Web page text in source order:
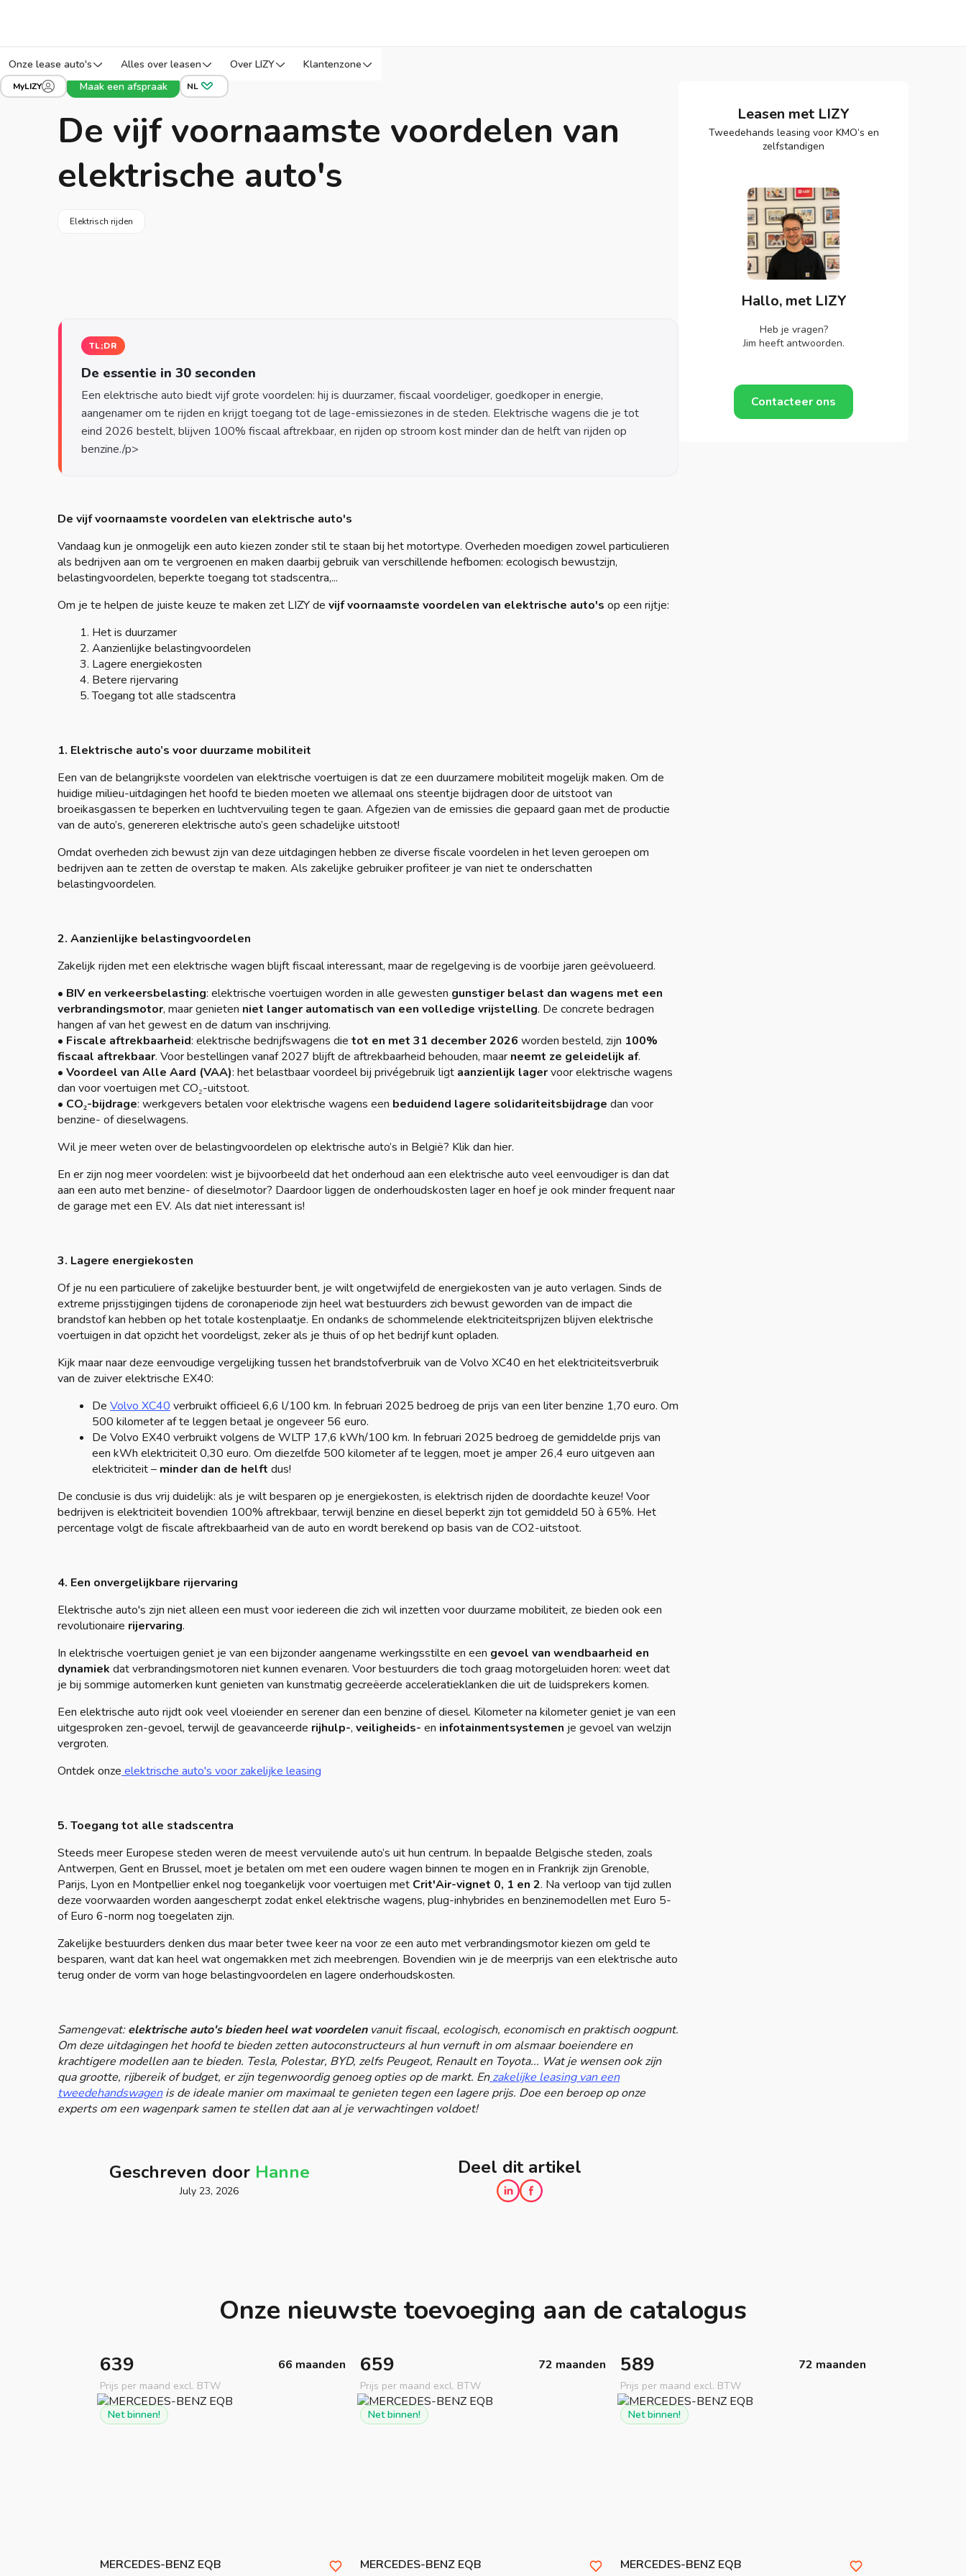
Onze lease auto's Alles over leasen Over LIZY Klantenzone
MyLIZY Maak een afspraak NL
Auto leasing Blog
De vijf voornaamste voordelen van
elektrische auto's
Elektrisch rijden
TL;DR
De essentie in 30 seconden
Een elektrische auto biedt vijf grote voordelen: hij is duurzamer, fiscaal voordeliger, goedkoper in energie,
aangenamer om te rijden en krijgt toegang tot de lage-emissiezones in de steden. Elektrische wagens die je tot
eind 2026 bestelt, blijven 100% fiscaal aftrekbaar, en rijden op stroom kost minder dan de helft van rijden op
De vijf voornaamste voordelen van elektrische auto's
Vandaag kun je onmogelijk een auto kiezen zonder stil te staan bij het motortype. Overheden moedigen zowel particulieren
als bedrijven aan om te vergroenen en maken daarbij gebruik van verschillende hefbomen: ecologisch bewustzijn,
belastingvoordelen, beperkte toegang tot stadscentra,...
Om je te helpen de juiste keuze te maken zet LIZY de vijf voornaamste voordelen van elektrische auto's op een rijtje:
Het is duurzamer
Aanzienlijke belastingvoordelen
Lagere energiekosten
Betere rijervaring
Toegang tot alle stadscentra
1. Elektrische auto’s voor duurzame mobiliteit
Een van de belangrijkste voordelen van elektrische voertuigen is dat ze een duurzamere mobiliteit mogelijk maken. Om de
huidige milieu-uitdagingen het hoofd te bieden moeten we allemaal ons steentje bijdragen door de uitstoot van
broeikasgassen te beperken en luchtvervuiling tegen te gaan. Afgezien van de emissies die gepaard gaan met de productie
van de auto’s, genereren elektrische auto’s geen schadelijke uitstoot!
Omdat overheden zich bewust zijn van deze uitdagingen hebben ze diverse fiscale voordelen in het leven geroepen om
bedrijven aan te zetten de overstap te maken. Als zakelijke gebruiker profiteer je van niet te onderschatten
belastingvoordelen.
2. Aanzienlijke belastingvoordelen
Zakelijk rijden met een elektrische wagen blijft fiscaal interessant, maar de regelgeving is de voorbije jaren geëvolueerd.
• BIV en verkeersbelasting: elektrische voertuigen worden in alle gewesten gunstiger belast dan wagens met een
verbrandingsmotor, maar genieten niet langer automatisch van een volledige vrijstelling. De concrete bedragen
hangen af van het gewest en de datum van inschrijving.
• Fiscale aftrekbaarheid: elektrische bedrijfswagens die tot en met 31 december 2026 worden besteld, zijn 100%
fiscaal aftrekbaar. Voor bestellingen vanaf 2027 blijft de aftrekbaarheid behouden, maar neemt ze geleidelijk af.
• Voordeel van Alle Aard (VAA): het belastbaar voordeel bij privégebruik ligt aanzienlijk lagervoor elektrische wagens
dan voor voertuigen met CO₂-uitstoot.
• CO₂-bijdrage: werkgevers betalen voor elektrische wagens een beduidend lagere solidariteitsbijdrage dan voor
benzine- of dieselwagens.
Wil je meer weten over de belastingvoordelen op elektrische auto’s in België? Klik dan hier.
En er zijn nog meer voordelen: wist je bijvoorbeeld dat het onderhoud aan een elektrische auto veel eenvoudiger is dan dat
aan een auto met benzine- of dieselmotor? Daardoor liggen de onderhoudskosten lager en hoef je ook minder frequent naar
de garage met een EV. Als dat niet interessant is!
3. Lagere energiekosten
Of je nu een particuliere of zakelijke bestuurder bent, je wilt ongetwijfeld de energiekosten van je auto verlagen. Sinds de
extreme prijsstijgingen tijdens de coronaperiode zijn heel wat bestuurders zich bewust geworden van de impact die
brandstof kan hebben op het totale kostenplaatje. En ondanks de schommelende elektriciteitsprijzen blijven elektrische
voertuigen in dat opzicht het voordeligst, zeker als je thuis of op het bedrijf kunt opladen.
Kijk maar naar deze eenvoudige vergelijking tussen het brandstofverbruik van de Volvo XC40 en het elektriciteitsverbruik
van de zuiver elektrische EX40:
De Volvo XC40 verbruikt officieel 6,6 l/100 km. In februari 2025 bedroeg de prijs van een liter benzine 1,70 euro. Om
500 kilometer af te leggen betaal je ongeveer 56 euro.
De Volvo EX40 verbruikt volgens de WLTP 17,6 kWh/100 km. In februari 2025 bedroeg de gemiddelde prijs van
een kWh elektriciteit 0,30 euro. Om diezelfde 500 kilometer af te leggen, moet je amper 26,4 euro uitgeven aan
elektriciteit – minder dan de helft dus!
De conclusie is dus vrij duidelijk: als je wilt besparen op je energiekosten, is elektrisch rijden de doordachte keuze! Voor
bedrijven is elektriciteit bovendien 100% aftrekbaar, terwijl benzine en diesel beperkt zijn tot gemiddeld 50 à 65%. Het
percentage volgt de fiscale aftrekbaarheid van de auto en wordt berekend op basis van de CO2-uitstoot.
4. Een onvergelijkbare rijervaring
Elektrische auto's zijn niet alleen een must voor iedereen die zich wil inzetten voor duurzame mobiliteit, ze bieden ook een
revolutionaire rijervaring.
In elektrische voertuigen geniet je van een bijzonder aangename werkingsstilte en een gevoel van wendbaarheid en
dynamiek dat verbrandingsmotoren niet kunnen evenaren. Voor bestuurders die toch graag motorgeluiden horen: weet dat
je bij sommige automerken kunt genieten van kunstmatig gecreëerde acceleratieklanken die uit de luidsprekers komen.
Een elektrische auto rijdt ook veel vloeiender en serener dan een benzine of diesel. Kilometer na kilometer geniet je van een
uitgesproken zen-gevoel, terwijl de geavanceerde rijhulp-, veiligheids- en infotainmentsystemen je gevoel van welzijn
vergroten.
Ontdek onze elektrische auto's voor zakelijke leasing
5. Toegang tot alle stadscentra
Steeds meer Europese steden weren de meest vervuilende auto’s uit hun centrum. In bepaalde Belgische steden, zoals
Antwerpen, Gent en Brussel, moet je betalen om met een oudere wagen binnen te mogen en in Frankrijk zijn Grenoble,
Parijs, Lyon en Montpellier enkel nog toegankelijk voor voertuigen met Crit'Air-vignet 0, 1 en 2. Na verloop van tijd zullen
deze voorwaarden worden aangescherpt zodat enkel elektrische wagens, plug-inhybrides en benzinemodellen met Euro 5-
of Euro 6-norm nog toegelaten zijn.
Zakelijke bestuurders denken dus maar beter twee keer na voor ze een auto met verbrandingsmotor kiezen om geld te
besparen, want dat kan heel wat ongemakken met zich meebrengen. Bovendien win je de meerprijs van een elektrische auto
terug onder de vorm van hoge belastingvoordelen en lagere onderhoudskosten.
Samengevat:elektrische auto's bieden heel wat voordelenvanuit fiscaal, ecologisch, economisch en praktisch oogpunt.
Om deze uitdagingen het hoofd te bieden zetten autoconstructeurs al hun vernuft in om alsmaar boeiendere en
krachtigere modellen aan te bieden. Tesla, Polestar, BYD, zelfs Peugeot, Renault en Toyota... Wat je wensen ook zijn
qua grootte, rijbereik of budget, er zijn tegenwoordig genoeg opties op de markt. Enzakelijke leasing van een
tweedehandswagenis de ideale manier om maximaal te genieten tegen een lagere prijs. Doe een beroep op onze
experts om een wagenpark samen te stellen dat aan al je verwachtingen voldoet!
Geschreven door Hanne
July 23, 2026
Deel dit artikel
Leasen met LIZY
Tweedehands leasing voor KMO’s en
zelfstandigen
Hallo, met LIZY
Heb je vragen?
Jim heeft antwoorden.
Contacteer ons
Onze nieuwste toevoeging aan de catalogus
639 66 maanden
Prijs per maand excl. BTW
Net binnen!
MERCEDES-BENZ EQB
659 72 maanden
Prijs per maand excl. BTW
Net binnen!
MERCEDES-BENZ EQB
589 72 maanden
Prijs per maand excl. BTW
Net binnen!
MERCEDES-BENZ EQB